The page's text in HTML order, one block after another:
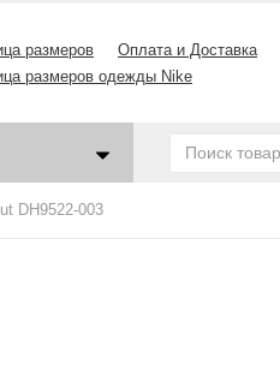
размеров Оплата и Доставка
размеров одежды Nike
DH9522-003